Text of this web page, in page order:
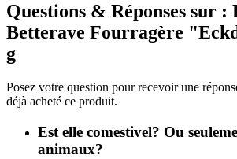
Questions & Réponses sur
Betterave Fourragère
g
Posez votre question pour recevoir une
déjà acheté ce produit.
Est elle comestivel? Ou
animaux?